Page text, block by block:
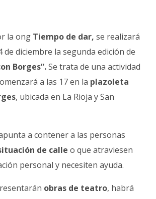
la ong Tiempo de dar, se realizará
de diciembre la segunda edición de
Borges”.Se trata de una actividad
a las 17 en la plazoleta
, ubicada en La Rioja y San
a contener a las personas
de calle o que atraviesen
personal y necesiten ayuda.
obras de teatro, habrá